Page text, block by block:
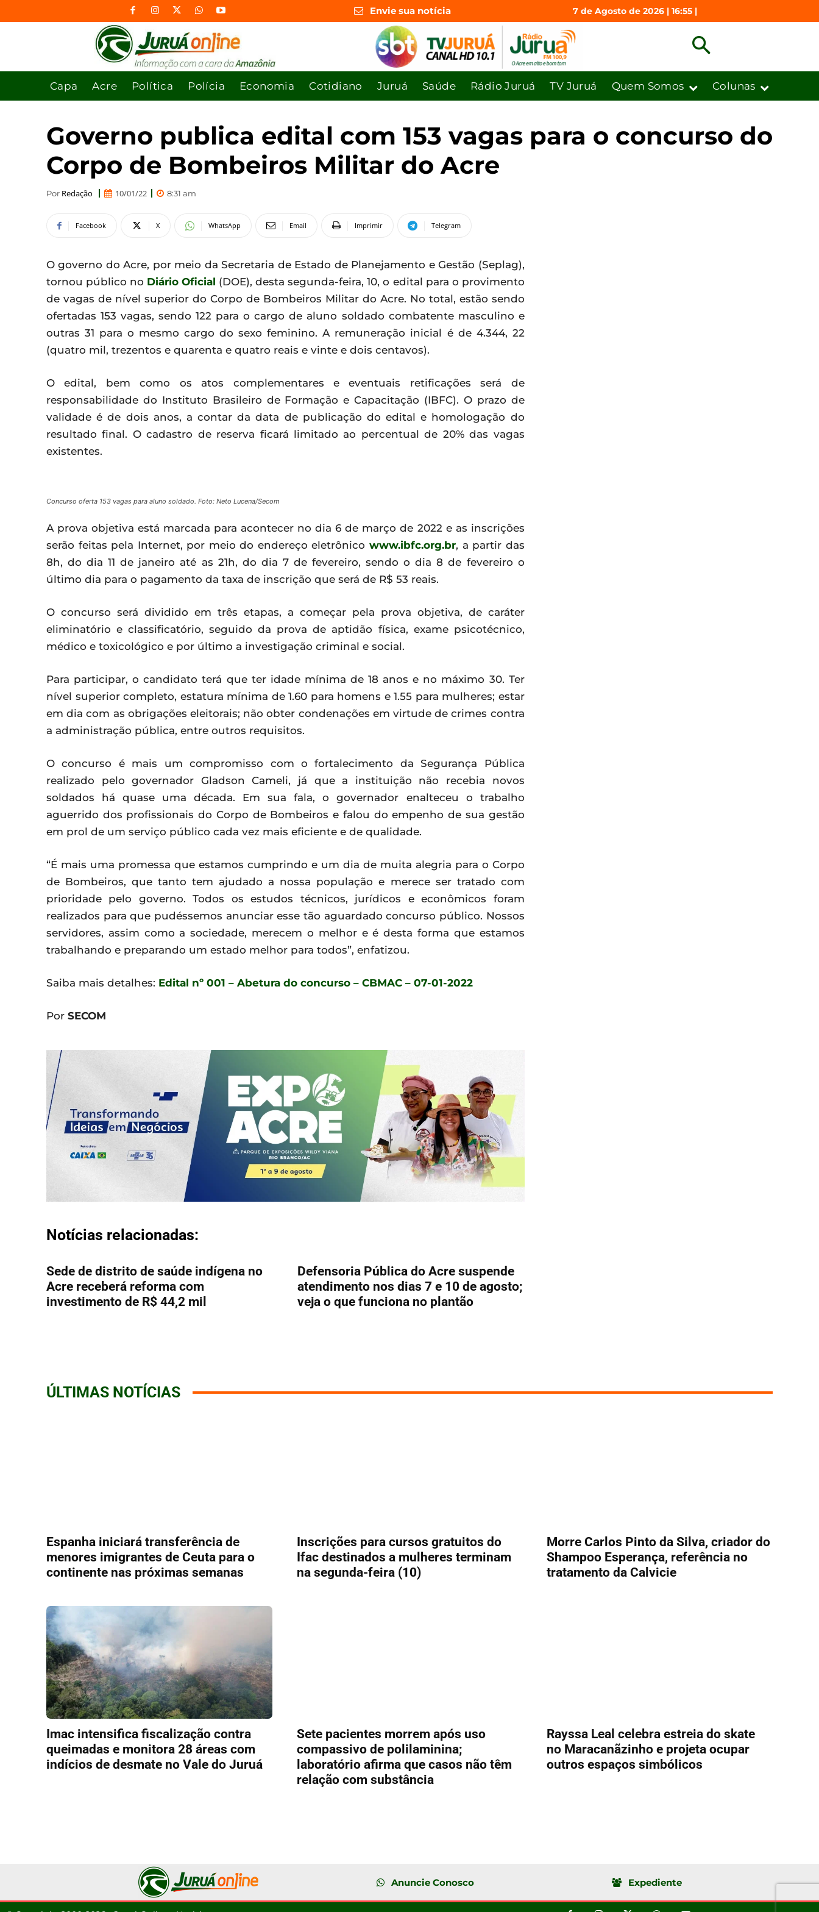
Envie sua notícia 7 de Agosto de 2026 | 16:55 |
Capa Acre Política Polícia Economia Cotidiano Juruá Saúde Rádio Juruá TV Juruá Quem Somos Colunas
Governo publica edital com 153 vagas para o concurso do
Corpo de Bombeiros Militar do Acre
Por Redação 10/01/22 8:31 am
Facebook X WhatsApp Email Imprimir Telegram
O governo do Acre, por meio da Secretaria de Estado de Planejamento e Gestão (Seplag),
tornou público no Diário Oficial (DOE), desta segunda-feira, 10, o edital para o provimento
de vagas de nível superior do Corpo de Bombeiros Militar do Acre. No total, estão sendo
ofertadas 153 vagas, sendo 122 para o cargo de aluno soldado combatente masculino e
outras 31 para o mesmo cargo do sexo feminino. A remuneração inicial é de 4.344, 22
(quatro mil, trezentos e quarenta e quatro reais e vinte e dois centavos).
O edital, bem como os atos complementares e eventuais retificações será de
responsabilidade do Instituto Brasileiro de Formação e Capacitação (IBFC). O prazo de
validade é de dois anos, a contar da data de publicação do edital e homologação do
resultado final. O cadastro de reserva ficará limitado ao percentual de 20% das vagas
existentes.
Concurso oferta 153 vagas para aluno soldado. Foto: Neto Lucena/Secom
A prova objetiva está marcada para acontecer no dia 6 de março de 2022 e as inscrições
serão feitas pela Internet, por meio do endereço eletrônico www.ibfc.org.br, a partir das
8h, do dia 11 de janeiro até as 21h, do dia 7 de fevereiro, sendo o dia 8 de fevereiro o
último dia para o pagamento da taxa de inscrição que será de R$ 53 reais.
O concurso será dividido em três etapas, a começar pela prova objetiva, de caráter
eliminatório e classificatório, seguido da prova de aptidão física, exame psicotécnico,
médico e toxicológico e por último a investigação criminal e social.
Para participar, o candidato terá que ter idade mínima de 18 anos e no máximo 30. Ter
nível superior completo, estatura mínima de 1.60 para homens e 1.55 para mulheres; estar
em dia com as obrigações eleitorais; não obter condenações em virtude de crimes contra
a administração pública, entre outros requisitos.
O concurso é mais um compromisso com o fortalecimento da Segurança Pública
realizado pelo governador Gladson Cameli, já que a instituição não recebia novos
soldados há quase uma década. Em sua fala, o governador enalteceu o trabalho
aguerrido dos profissionais do Corpo de Bombeiros e falou do empenho de sua gestão
em prol de um serviço público cada vez mais eficiente e de qualidade.
“É mais uma promessa que estamos cumprindo e um dia de muita alegria para o Corpo
de Bombeiros, que tanto tem ajudado a nossa população e merece ser tratado com
prioridade pelo governo. Todos os estudos técnicos, jurídicos e econômicos foram
realizados para que pudéssemos anunciar esse tão aguardado concurso público. Nossos
servidores, assim como a sociedade, merecem o melhor e é desta forma que estamos
trabalhando e preparando um estado melhor para todos”, enfatizou.
Saiba mais detalhes: Edital nº 001 – Abetura do concurso – CBMAC – 07-01-2022
Por SECOM
Notícias relacionadas:
Sede de distrito de saúde indígena no
Acre receberá reforma com
investimento de R$ 44,2 mil
Defensoria Pública do Acre suspende
atendimento nos dias 7 e 10 de agosto;
veja o que funciona no plantão
ÚLTIMAS NOTÍCIAS
Espanha iniciará transferência de
menores imigrantes de Ceuta para o
continente nas próximas semanas
Inscrições para cursos gratuitos do
Ifac destinados a mulheres terminam
na segunda-feira (10)
Morre Carlos Pinto da Silva, criador do
Shampoo Esperança, referência no
tratamento da Calvicie
Imac intensifica fiscalização contra
queimadas e monitora 28 áreas com
indícios de desmate no Vale do Juruá
Sete pacientes morrem após uso
compassivo de polilaminina;
laboratório afirma que casos não têm
relação com substância
Rayssa Leal celebra estreia do skate
no Maracanãzinho e projeta ocupar
outros espaços simbólicos
Anuncie Conosco Expediente